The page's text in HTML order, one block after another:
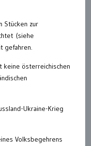
Stücken zur
(siehe
gefahren.
keine österreichischen
Ukraine-Krieg
Volksbegehrens